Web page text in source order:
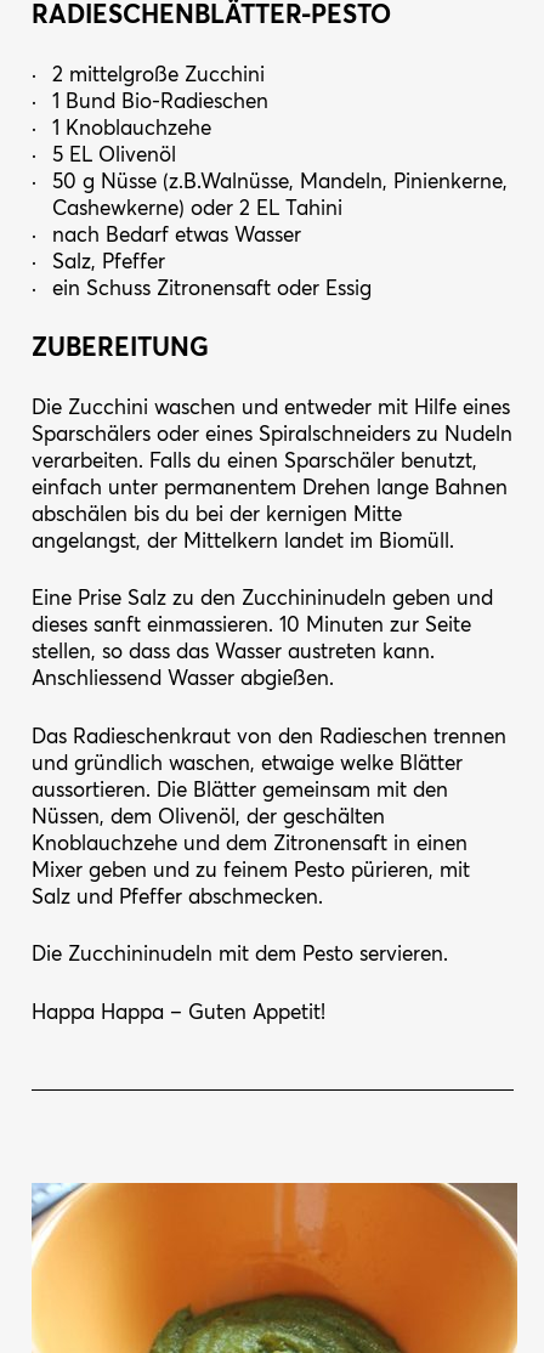
RADIESCHENBLÄTTER-PESTO
2 mittelgroße Zucchini
1 Bund Bio-Radieschen
1 Knoblauchzehe
5 EL Olivenöl
50 g Nüsse (z.B.Walnüsse, Mandeln, Pinienkerne,
Cashewkerne) oder 2 EL Tahini
nach Bedarf etwas Wasser
Salz, Pfeffer
ein Schuss Zitronensaft oder Essig
ZUBEREITUNG
Die Zucchini waschen und entweder mit Hilfe eines
Sparschälers oder eines Spiralschneiders zu Nudeln
verarbeiten. Falls du einen Sparschäler benutzt,
einfach unter permanentem Drehen lange Bahnen
abschälen bis du bei der kernigen Mitte
angelangst, der Mittelkern landet im Biomüll.
Eine Prise Salz zu den Zucchininudeln geben und
dieses sanft einmassieren. 10 Minuten zur Seite
stellen, so dass das Wasser austreten kann.
Anschliessend Wasser abgießen.
Das Radieschenkraut von den Radieschen trennen
und gründlich waschen, etwaige welke Blätter
aussortieren. Die Blätter gemeinsam mit den
Nüssen, dem Olivenöl, der geschälten
Knoblauchzehe und dem Zitronensaft in einen
Mixer geben und zu feinem Pesto pürieren, mit
Salz und Pfeffer abschmecken.
Die Zucchininudeln mit dem Pesto servieren.
Happa Happa – Guten Appetit!